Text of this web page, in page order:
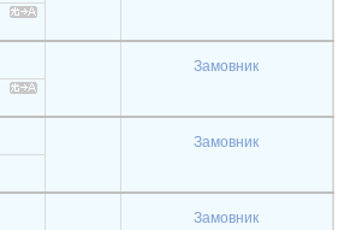
Замовник
Замовник
Замовник